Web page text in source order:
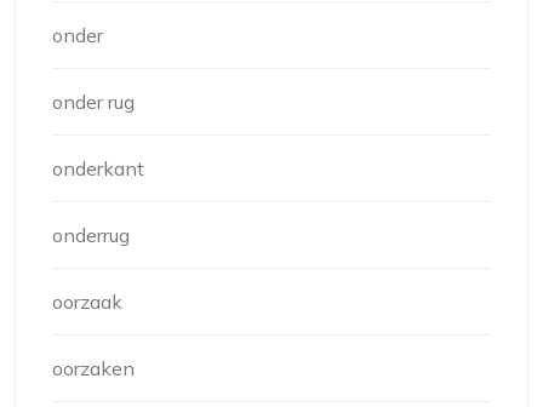
onder
onder rug
onderkant
onderrug
oorzaak
oorzaken